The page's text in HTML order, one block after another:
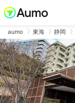
aumo 東海 静岡